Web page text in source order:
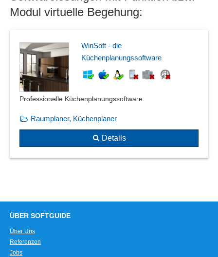
Modul virtuelle Begehung:
WinSoft - die
Küchenplanungssoftware
Professionelle Küchenplanungssoftware
Raumplaner, Küchenplaner
Details
ÜBER SOFTGUIDE
Über Uns
Referenzen
Jobs